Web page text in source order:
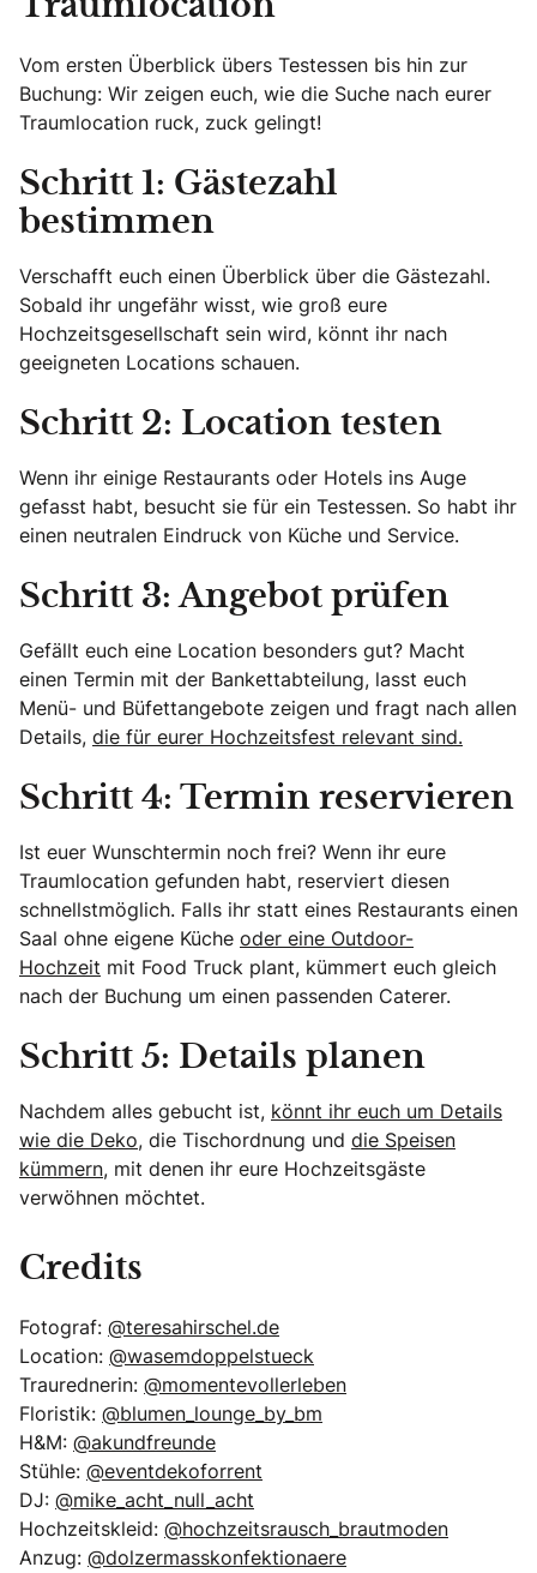
Traumlocation
Vom ersten Überblick übers Testessen bis hin zur
Buchung: Wir zeigen euch, wie die Suche nach eurer
Traumlocation ruck, zuck gelingt!
Schritt 1: Gästezahl
bestimmen
Verschafft euch einen Überblick über die Gästezahl.
Sobald ihr ungefähr wisst, wie groß eure
Hochzeitsgesellschaft sein wird, könnt ihr nach
geeigneten Locations schauen.
Schritt 2: Location testen
Wenn ihr einige Restaurants oder Hotels ins Auge
gefasst habt, besucht sie für ein Testessen. So habt ihr
einen neutralen Eindruck von Küche und Service.
Schritt 3: Angebot prüfen
Gefällt euch eine Location besonders gut? Macht
einen Termin mit der Bankettabteilung, lasst euch
Menü- und Büfettangebote zeigen und fragt nach allen
Details, die für eurer Hochzeitsfest relevant sind.
Schritt 4: Termin reservieren
Ist euer Wunschtermin noch frei? Wenn ihr eure
Traumlocation gefunden habt, reserviert diesen
schnellstmöglich. Falls ihr statt eines Restaurants einen
Saal ohne eigene Küche oder eine Outdoor-
Hochzeit mit Food Truck plant, kümmert euch gleich
nach der Buchung um einen passenden Caterer.
Schritt 5: Details planen
Nachdem alles gebucht ist, könnt ihr euch um Details
wie die Deko, die Tischordnung und die Speisen
kümmern, mit denen ihr eure Hochzeitsgäste
verwöhnen möchtet.
Credits
Fotograf: @teresahirschel.de
Location: @wasemdoppelstueck
Traurednerin: @momentevollerleben
Floristik: @blumen_lounge_by_bm
H&M: @akundfreunde
Stühle: @eventdekoforrent
DJ: @mike_acht_null_acht
Hochzeitskleid: @hochzeitsrausch_brautmoden
Anzug: @dolzermasskonfektionaere